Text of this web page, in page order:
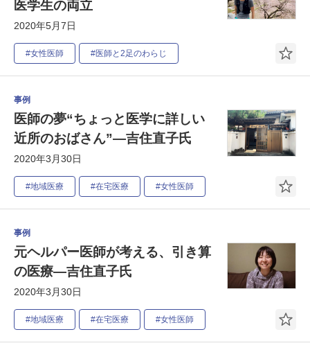
医学生の両立
2020年5月7日
#女性医師 #医師と2足のわらじ
事例
医師の夢“ちょっと医学に詳しい
近所のおばさん”―吉住直子氏
2020年3月30日
#地域医療 #在宅医療 #女性医師
事例
元ヘルパー医師が考える、引き算
の医療―吉住直子氏
2020年3月30日
#地域医療 #在宅医療 #女性医師